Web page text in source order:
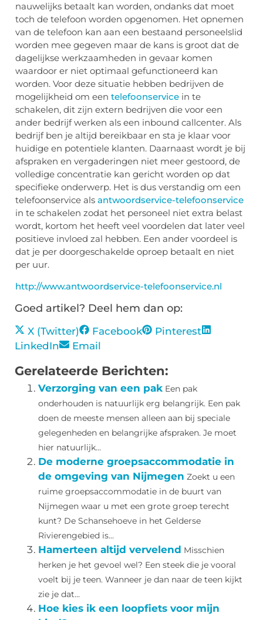
nauwelijks betaalt kan worden, ondanks dat moet
toch de telefoon worden opgenomen. Het opnemen
van de telefoon kan aan een bestaand personeelslid
worden mee gegeven maar de kans is groot dat de
dagelijkse werkzaamheden in gevaar komen
waardoor er niet optimaal gefunctioneerd kan
worden. Voor deze situatie hebben bedrijven de
mogelijkheid om een telefoonservice in te
schakelen, dit zijn extern bedrijven die voor een
ander bedrijf werken als een inbound callcenter. Als
bedrijf ben je altijd bereikbaar en sta je klaar voor
huidige en potentiele klanten. Daarnaast wordt je bij
afspraken en vergaderingen niet meer gestoord, de
volledige concentratie kan gericht worden op dat
specifieke onderwerp. Het is dus verstandig om een
telefoonservice als antwoordservice-telefoonservice
in te schakelen zodat het personeel niet extra belast
wordt, kortom het heeft veel voordelen dat later veel
positieve invloed zal hebben. Een ander voordeel is
dat je per doorgeschakelde oproep betaalt en niet
per uur.
http://www.antwoordservice-telefoonservice.nl
Goed artikel? Deel hem dan op:
X (Twitter) Facebook
Pinterest
LinkedIn
Email
Gerelateerde Berichten:
Verzorging van een pak Een pak
onderhouden is natuurlijk erg belangrijk. Een pak
doen de meeste mensen alleen aan bij speciale
gelegenheden en belangrijke afspraken. Je moet
hier natuurlijk...
De moderne groepsaccommodatie in
de omgeving van Nijmegen Zoekt u een
ruime groepsaccommodatie in de buurt van
Nijmegen waar u met een grote groep terecht
kunt? De Schansehoeve in het Gelderse
Rivierengebied is...
Hamerteen altijd vervelend Misschien
herken je het gevoel wel? Een steek die je vooral
voelt bij je teen. Wanneer je dan naar de teen kijkt
zie je dat...
Hoe kies ik een loopfiets voor mijn